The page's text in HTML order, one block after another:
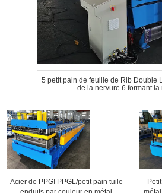
5 petit pain de feuille de Rib Double
de la nervure 6 formant la
Acier de PPGI PPGL/petit pain tuile